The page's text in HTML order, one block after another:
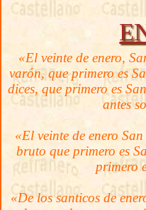
«El veinte de enero,
varón, que primero es
dices, que primero es
antes
«El veinte de enero
bruto que primero es
primero
«De los santicos de